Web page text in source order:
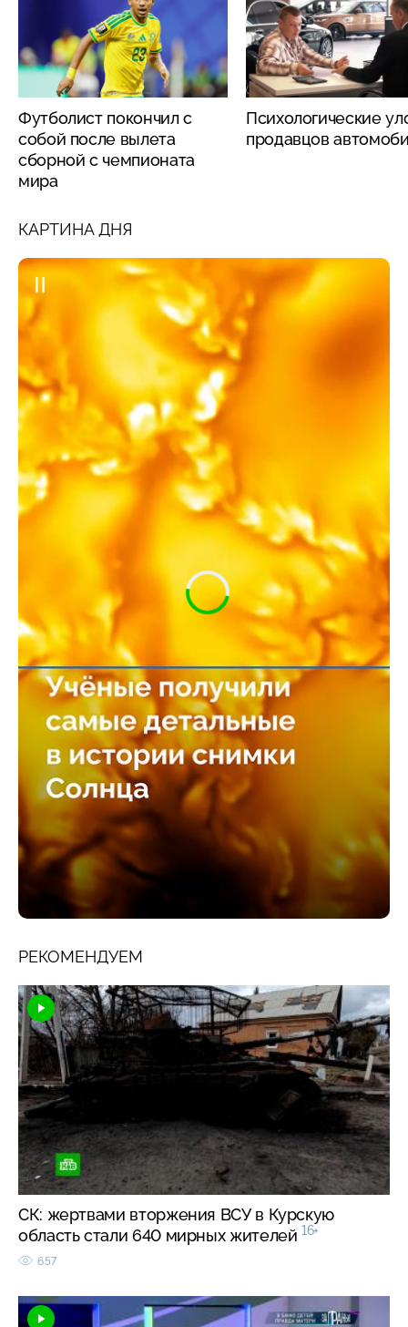
Футболист покончил с
собой после вылета
сборной с чемпионата
мира
Психологические
продавцов
КАРТИНА ДНЯ
РЕКОМЕНДУЕМ
СК: жертвами вторжения ВСУ в Курскую
область стали 640 мирных жителей 16+
657